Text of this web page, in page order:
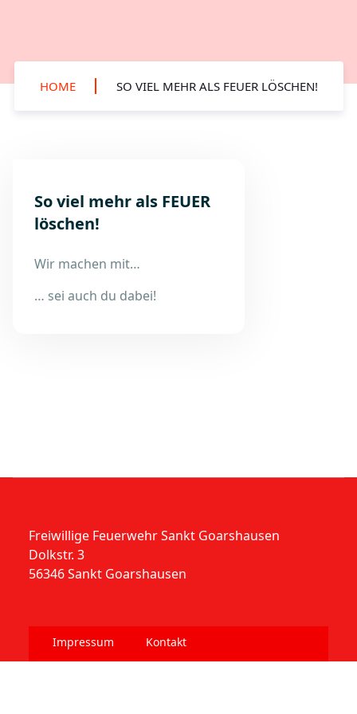
HOME SO VIEL MEHR ALS FEUER LÖSCHEN!
So viel mehr als FEUER
löschen!
Wir machen mit…
… sei auch du dabei!
Freiwillige Feuerwehr Sankt Goarshausen
Dolkstr. 3
56346 Sankt Goarshausen
Impressum Kontakt